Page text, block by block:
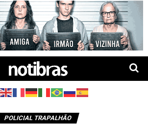
POLICIAL TRAPALHÃO